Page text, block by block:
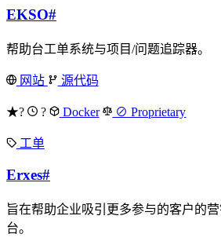
EKSO#
帮助台工单系统与项目/问题追踪器。
网站 源代码
★? ? Docker ⊘ Proprietary
工单
Erxes#
旨在帮助企业吸引更多参与的客户的
台。